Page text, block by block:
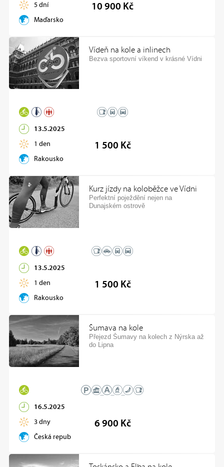
5 dní
Maďarsko
10 900 Kč
Vídeň na kole a inlinech
Bezva sportovní víkend v krásné Vídni
13.5.2025
1 den
Rakousko
1 500 Kč
Kurz jízdy na koloběžce ve Vídni
Perfektní poježdění nejen na
Dunajském ostrově
13.5.2025
1 den
Rakousko
1 500 Kč
Šumava na kole
Přejezd Šumavy na kolech z Nýrska až
do Lipna
16.5.2025
3 dny
Česká republika
6 900 Kč